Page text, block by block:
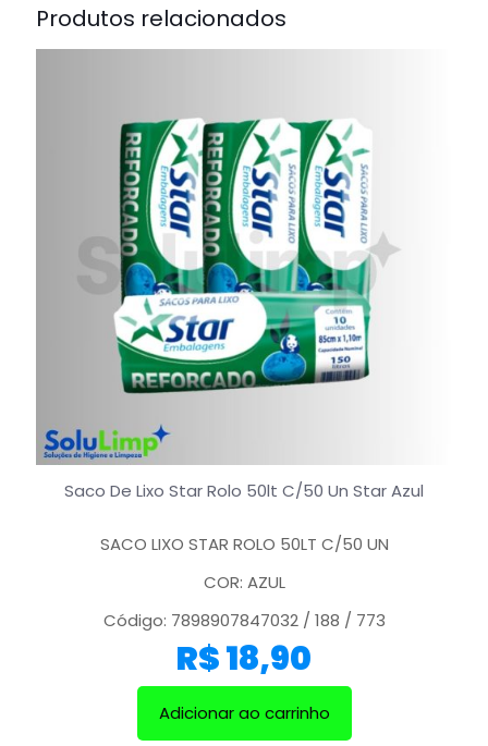
Produtos relacionados
Saco De Lixo Star Rolo 50lt C/50 Un Star Azul
SACO LIXO STAR ROLO 50LT C/50 UN
COR: AZUL
Código: 7898907847032 / 188 / 773
R$18,90
Adicionar ao carrinho